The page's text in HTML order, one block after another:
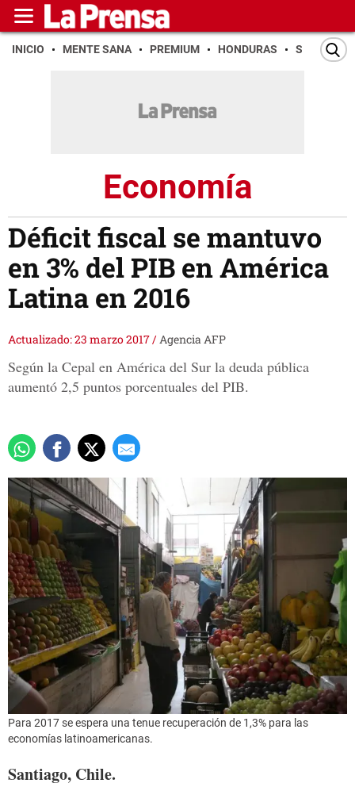
INICIO MENTE SANA PREMIUM HONDURAS SAN PEDRO
Economía
Déficit fiscal se mantuvo
en 3% del PIB en América
Latina en 2016
Actualizado: 23 marzo 2017/Agencia AFP
Según la Cepal en América del Sur la deuda pública
aumentó 2,5 puntos porcentuales del PIB.
Para 2017 se espera una tenue recuperación de 1,3% para las
economías latinoamericanas.
Santiago, Chile.